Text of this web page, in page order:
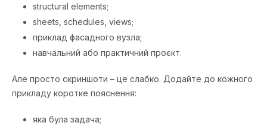
structural elements;
sheets, schedules, views;
приклад фасадного вузла;
навчальний або практичний проєкт.
Але просто скриншоти – це слабко. Додайте до кожного
прикладу коротке пояснення:
яка була задача;